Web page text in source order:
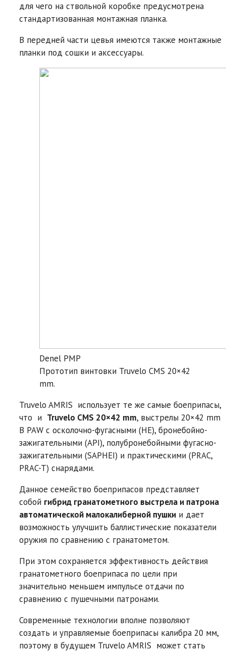
для чего на ствольной коробке предусмотрена
стандартизованная монтажная планка.
В передней части цевья имеются также монтажные
планки под сошки и аксессуары.
Denel PMP
Прототип винтовки Truvelo CMS 20×42
mm.
Truvelo AMRIS использует те же самые боеприпасы,
что и Truvelo CMS 20×42 mm, выстрелы 20×42 mm
B PAW c осколочно-фугасными (HE), бронебойно-
зажигательными (API), полубронебойными фугасно-
зажигательными (SAPHEI) и практическими (PRAC,
PRAC-T) снарядами.
Данное семейство боеприпасов представляет
собой гибрид гранатометного выстрела и патрона
автоматической малокалиберной пушки и дает
возможность улучшить баллистические показатели
оружия по сравнению с гранатометом.
При этом сохраняется эффективность действия
гранатометного боеприпаса по цели при
значительно меньшем импульсе отдачи по
сравнению с пушечными патронами.
Современные технологии вполне позволяют
создать и управляемые боеприпасы калибра 20 мм,
поэтому в будущем Truvelo AMRIS может стать